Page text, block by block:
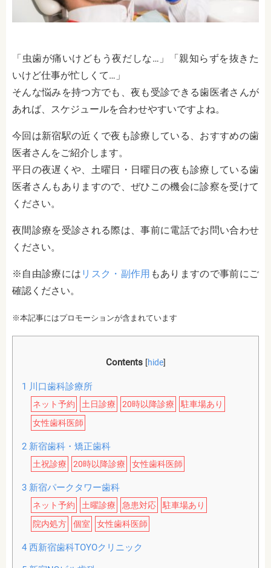
「虫歯が痛いけどもう夜だしな…」「親知らずを抜きた
いけど仕事が忙しくて…」
そんな悩みを持つ方でも、夜も受診できる歯医者さんが
あれば、スケジュールを合わせやすいですよね。
今回は新宿駅の近くで夜も診療している、おすすめの歯
医者さんをご紹介します。
平日の夜遅くや、土曜日・日曜日の夜も診療している歯
医者さんもありますので、ぜひこの機会に診察を受けて
ください。
夜間診療を受診される際は、事前に電話でお問い合わせ
ください。
※自由診療には リスク・副作用 もありますので事前にご
確認ください。
※本記事にはプロモーションが含まれています
Contents [hide]
1 川口歯科診療所
ネット予約 土日診療 20時以降診療
駐車場あり
女性歯科医師
2新宿歯科・矯正歯科
土祝診療 20時以降診療 女性歯科医師
3新宿パークタワー歯科
ネット予約 土曜診療 急患対応
駐車場あり
院内処方
個室 女性歯科医師
4西新宿歯科TOYOクリニック